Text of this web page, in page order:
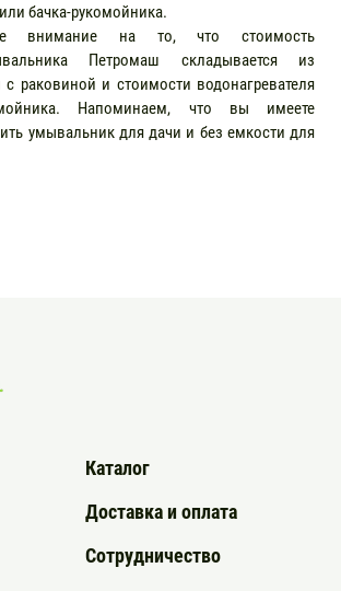
бачка-рукомойника.
внимание на то, что стоимость
Петромаш складывается из
раковиной и стоимости водонагревателя
Напоминаем, что вы имеете
умывальник для дачи и без емкости для
Каталог
Доставка и оплата
Сотрудничество